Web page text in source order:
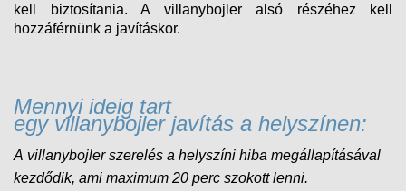
kell biztosítania. A villanybojler alsó részéhez kell
hozzáférnünk a javításkor.
Mennyi ideig tart
egy villanybojler javítás a helyszínen:
A villanybojler szerelés a helyszíni hiba megállapításával
kezdődik, ami maximum 20 perc szokott lenni.